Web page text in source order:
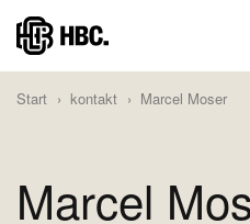
Direkt
zum
Inhalt
Start kontakt Marcel Moser
Marcel